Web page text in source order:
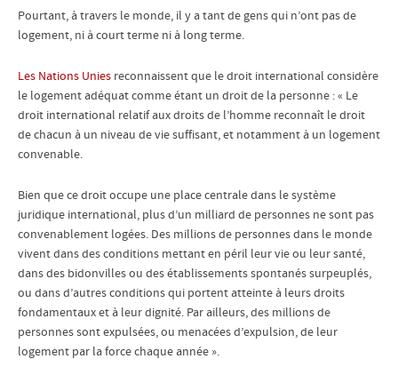
Pourtant, à travers le monde, il y a tant de gens qui n’ont pas de
logement, ni à court terme ni à long terme.
Les Nations Unies reconnaissent que le droit international considère
le logement adéquat comme étant un droit de la personne : « Le
droit international relatif aux droits de l’homme reconnaît le droit
de chacun à un niveau de vie suffisant, et notamment à un logement
convenable.
Bien que ce droit occupe une place centrale dans le système
juridique international, plus d’un milliard de personnes ne sont pas
convenablement logées. Des millions de personnes dans le monde
vivent dans des conditions mettant en péril leur vie ou leur santé,
dans des bidonvilles ou des établissements spontanés surpeuplés,
ou dans d’autres conditions qui portent atteinte à leurs droits
fondamentaux et à leur dignité. Par ailleurs, des millions de
personnes sont expulsées, ou menacées d’expulsion, de leur
logement par la force chaque année ».